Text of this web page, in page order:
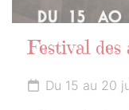
Festival des
Du 15 au 20